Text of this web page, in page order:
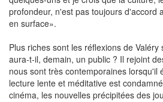
profondeur, n'est pas toujours d'accord
en surface».
Plus riches sont les réflexions de Valéry
aura-t-il, demain, un public ? Il rejoint
nous sont très contemporaines lorsqu'il
lecture lente et méditative est
cinéma, les nouvelles précipitées des